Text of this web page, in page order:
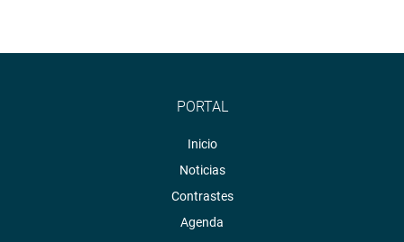
PORTAL
Inicio
Noticias
Contrastes
Agenda